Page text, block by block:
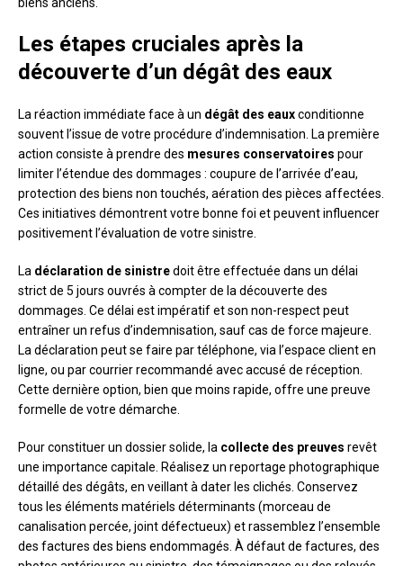
Les étapes cruciales après la
découverte d’un dégât des eaux
La réaction immédiate face à un dégât des eauxconditionne
souvent l’issue de votre procédure d’indemnisation. La première
action consiste à prendre des mesures conservatoires pour
limiter l’étendue des dommages : coupure de l’arrivée d’eau,
protection des biens non touchés, aération des pièces affectées.
Ces initiatives démontrent votre bonne foi et peuvent influencer
positivement l’évaluation de votre sinistre.
La déclaration de sinistredoit être effectuée dans un délai
strict de 5 jours ouvrés à compter de la découverte des
dommages. Ce délai est impératif et son non-respect peut
entraîner un refus d’indemnisation, sauf cas de force majeure.
La déclaration peut se faire par téléphone, via l’espace client en
ligne, ou par courrier recommandé avec accusé de réception.
Cette dernière option, bien que moins rapide, offre une preuve
formelle de votre démarche.
Pour constituer un dossier solide, la collecte des preuves revêt
une importance capitale. Réalisez un reportage photographique
détaillé des dégâts, en veillant à dater les clichés. Conservez
tous les éléments matériels déterminants (morceau de
canalisation percée, joint défectueux) et rassemblez l’ensemble
des factures des biens endommagés. À défaut de factures, des